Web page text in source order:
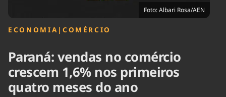
Foto: Albari Rosa/AEN
ECONOMIA | COMÉRCIO
Paraná: vendas no comércio
crescem 1,6% nos primeiros
quatro meses do ano